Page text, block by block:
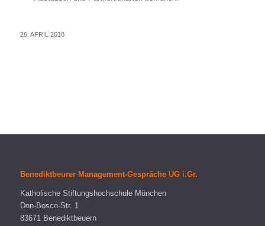
26. APRIL 2018
Benediktbeurer Management-Gespräche UG i.Gr.
Katholische Stiftungshochschule München
Don-Bosco-Str. 1
83671 Benediktbeuern